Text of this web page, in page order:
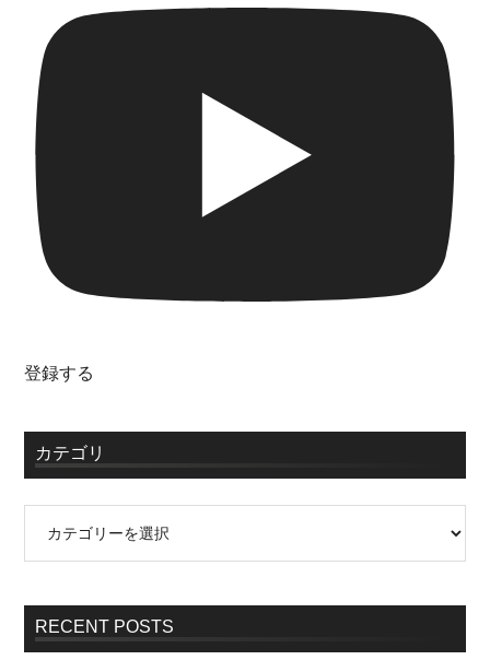
登録する
カテゴリ
RECENT POSTS